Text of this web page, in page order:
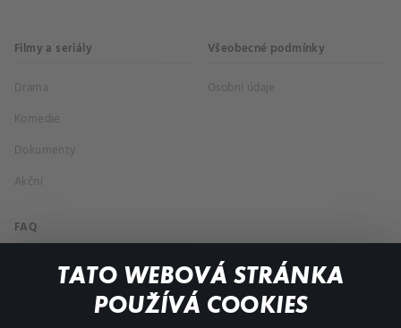
TATO WEBOVÁ STRÁNKA
POUŽÍVÁ COOKIES
Filmy a seriály
Drama
Komedie
Dokumenty
Akční
Všeobecné podmínky
Osobní údaje
FAQ
Můj účet
Důležité odkazy